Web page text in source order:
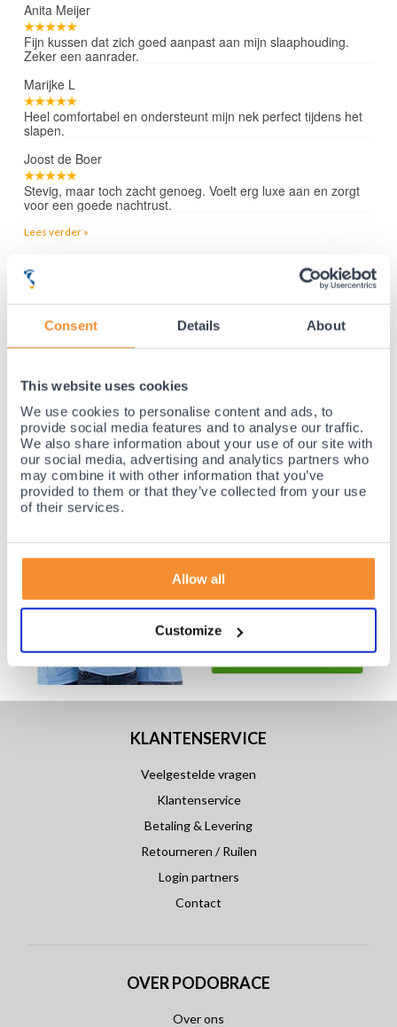
Consent Details About
This website uses cookies
We use cookies to personalise content and ads, to
provide social media features and to analyse our traffic.
We also share information about your use of our site with
our social media, advertising and analytics partners who
may combine it with other information that you’ve
provided to them or that they’ve collected from your use
of their services.
Allow all
Customize
Anita Meijer
Fijn kussen dat zich goed aanpast aan mijn slaaphouding.
Zeker een aanrader.
Marijke L
Heel comfortabel en ondersteunt mijn nek perfect tijdens het
slapen.
Joost de Boer
Stevig, maar toch zacht genoeg. Voelt erg luxe aan en zorgt
voor een goede nachtrust.
Lees verder »
Voor 21:30 besteld, morgen thuis!
Gratis retourneren en 14 dagen uitproberen!
Achteraf betalen mogelijk! Nergens goedkoper!
KLANTENSERVICE
Veelgestelde vragen
Klantenservice
Betaling & Levering
Retourneren / Ruilen
Login partners
Contact
OVER PODOBRACE
Over ons